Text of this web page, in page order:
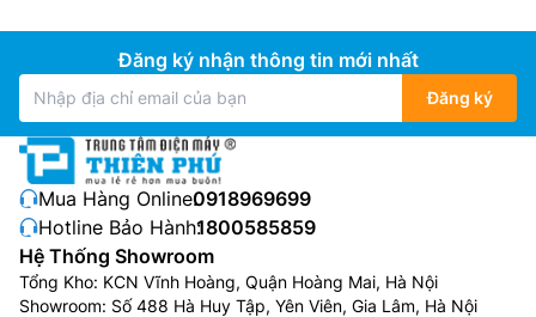
Đăng ký nhận thông tin mới nhất
Đăng ký
Mua Hàng Online:0918969699
Hotline Bảo Hành:1800585859
Hệ Thống Showroom
Tổng Kho: KCN Vĩnh Hoàng, Quận Hoàng Mai, Hà Nội
Showroom: Số 488 Hà Huy Tập, Yên Viên, Gia Lâm, Hà Nội